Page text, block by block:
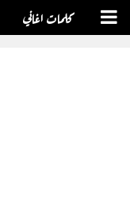
كلمات اغاني